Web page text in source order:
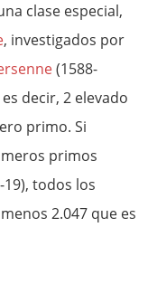
clase especial,
, investigados por
(1588-
es decir, 2 elevado
primo. Si
primos
19), todos los
2.047 que es